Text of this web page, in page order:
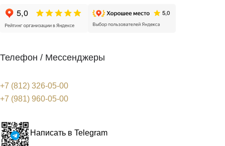
Телефон / Мессенджеры
+7 (812) 326-05-00
+7 (981) 960-05-00
Написать в Telegram